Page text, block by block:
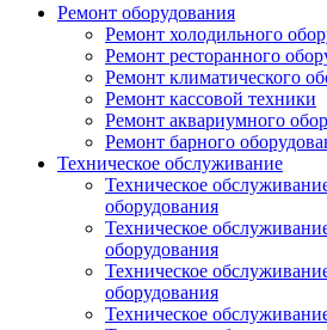
Ремонт оборудования
Ремонт холодильного
Ремонт ресторанного
Ремонт климатического
Ремонт кассовой техники
Ремонт аквариумного
Ремонт барного
Техническое обслуживание
Техническое
оборудования
Техническое
оборудования
Техническое
оборудования
Техническое